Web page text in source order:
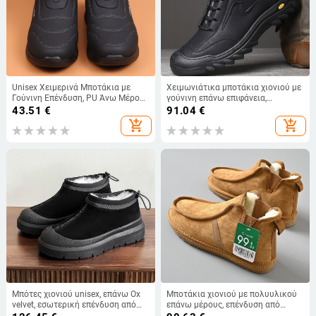
Unisex Χειμερινά Μποτάκια με
Γούνινη Επένδυση, PU Άνω Μέρος,
PVC Σόλα, Σόλα Με Χύτευση
43.51 €
add_shopping_cart
Χειμωνιάτικα μποτάκια χιονιού με
γούνινη επάνω επιφάνεια,
εσωτερική επένδυση από γούνα
προβάτου και αντιολισθητική
σόλα από καουτσούκ για τον
91.04€
add_shopping_cart
Μπότες χιονιού unisex, επάνω Ox
velvet, εσωτερική επένδυση από
Μποτάκια χιονιού με πολυυλικού
επάνω μέρους, επένδυση από